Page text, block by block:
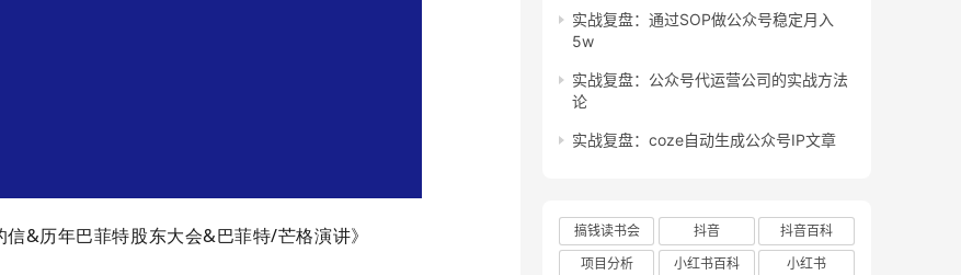
&历年巴菲特股东大会&巴菲特/芒格演讲》
实战复盘：通过SOP做公众号稳定月入
5w
实战复盘：公众号代运营公司的实战方法
论
实战复盘：coze自动生成公众号IP文章
搞钱读书会 抖音
抖音百科
项目分析
小红书百科
小红书